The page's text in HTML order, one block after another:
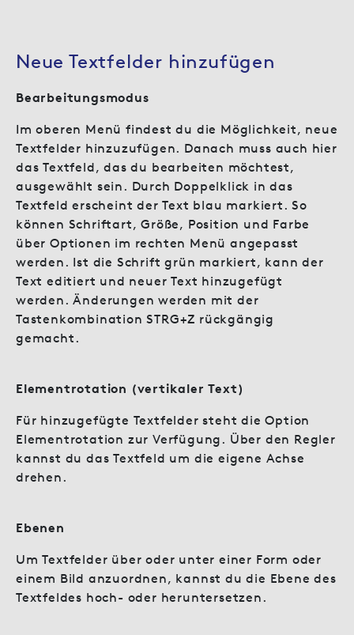
Neue Textfelder hinzufügen
Bearbeitungsmodus
Im oberen Menü findest du die Möglichkeit, neue
Textfelder hinzuzufügen. Danach muss auch hier
das Textfeld, das du bearbeiten möchtest,
ausgewählt sein. Durch Doppelklick in das
Textfeld erscheint der Text blau markiert. So
können Schriftart, Größe, Position und Farbe
über Optionen im rechten Menü angepasst
werden. Ist die Schrift grün markiert, kann der
Text editiert und neuer Text hinzugefügt
werden. Änderungen werden mit der
Tastenkombination STRG+Z rückgängig
gemacht.
Elementrotation (vertikaler Text)
Für hinzugefügte Textfelder steht die Option
Elementrotation zur Verfügung. Über den Regler
kannst du das Textfeld um die eigene Achse
drehen.
Ebenen
Um Textfelder über oder unter einer Form oder
einem Bild anzuordnen, kannst du die Ebene des
Textfeldes hoch- oder heruntersetzen.